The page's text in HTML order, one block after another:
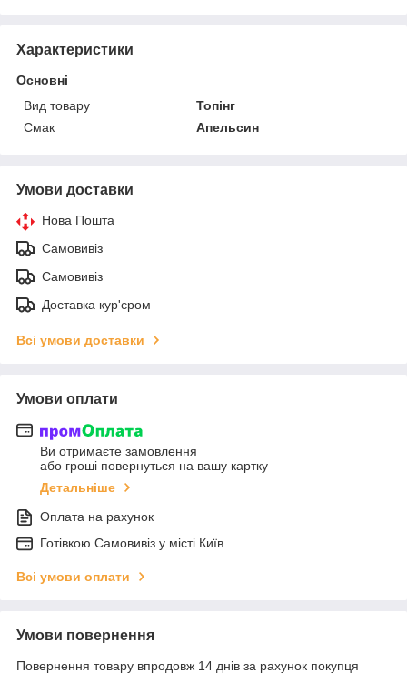
Характеристики
Основні
Вид товару
Топінг
Смак
Апельсин
Умови доставки
Нова Пошта
Самовивіз
Самовивіз
Доставка кур'єром
Всі умови доставки
Умови оплати
Ви отримаєте замовлення
або гроші повернуться на вашу картку
Детальніше
Оплата на рахунок
Готiвкою Самовивiз у місті Київ
Всі умови оплати
Умови повернення
Повернення товару впродовж 14 днів за рахунок покупця